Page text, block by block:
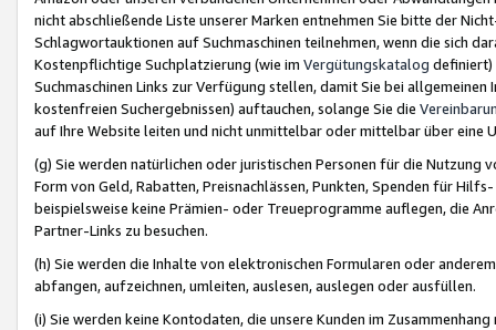
nicht abschließende Liste unserer Marken entnehmen Sie bitte der
Schlagwortauktionen auf Suchmaschinen teilnehmen, wenn die sich
Kostenpflichtige Suchplatzierung (wie im Vergütungskatalog definiert)
Suchmaschinen Links zur Verfügung stellen, damit Sie bei
kostenfreien Suchergebnissen) auftauchen, solange Sie die
auf Ihre Website leiten und nicht unmittelbar oder mittelbar über eine
(g) Sie werden natürlichen oder juristischen Personen für die Nutzung
Form von Geld, Rabatten, Preisnachlässen, Punkten, Spenden für
beispielsweise keine Prämien- oder Treueprogramme auflegen, die
Partner-Links zu besuchen.
(h) Sie werden die Inhalte von elektronischen Formularen oder
abfangen, aufzeichnen, umleiten, auslesen, auslegen oder ausfüllen.
(i) Sie werden keine Kontodaten, die unsere Kunden im